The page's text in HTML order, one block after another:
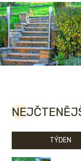
TÝDEN